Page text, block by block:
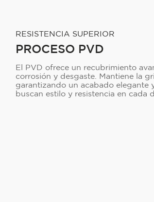
RESISTENCIA SUPERIOR
PROCESO PVD
El PVD ofrece un recubrimiento
corrosión y desgaste. Mantiene la
garantizando un acabado elegante
buscan estilo y resistencia en cada